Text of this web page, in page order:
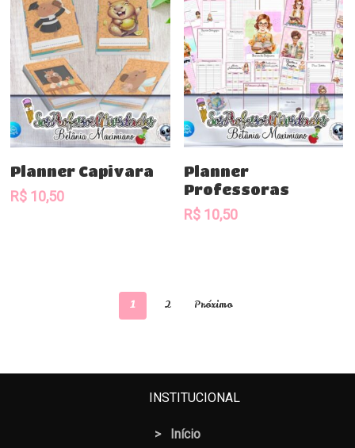
Comprar
Planner Capivara
R$ 10,50
Planner
Professoras
R$10,50
1 2 Próximo
INSTITUCIONAL
> Início